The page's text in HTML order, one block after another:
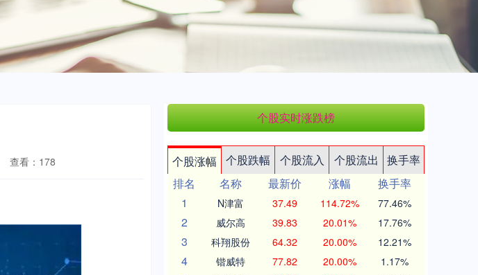
查看：178
个股实时涨跌榜
个股涨幅 个股跌幅 个股流入 个股流出
换手率
排名
名称 最新价 涨幅
换手率
1
N津富 37.49 114.72% 77.46%
2 威尔高 39.83 20.01% 17.76%
3 科翔股份 64.32 20.00% 12.21%
4 锴威特 77.82 20.00% 1.17%